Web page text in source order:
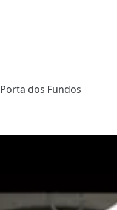
Porta dos Fundos